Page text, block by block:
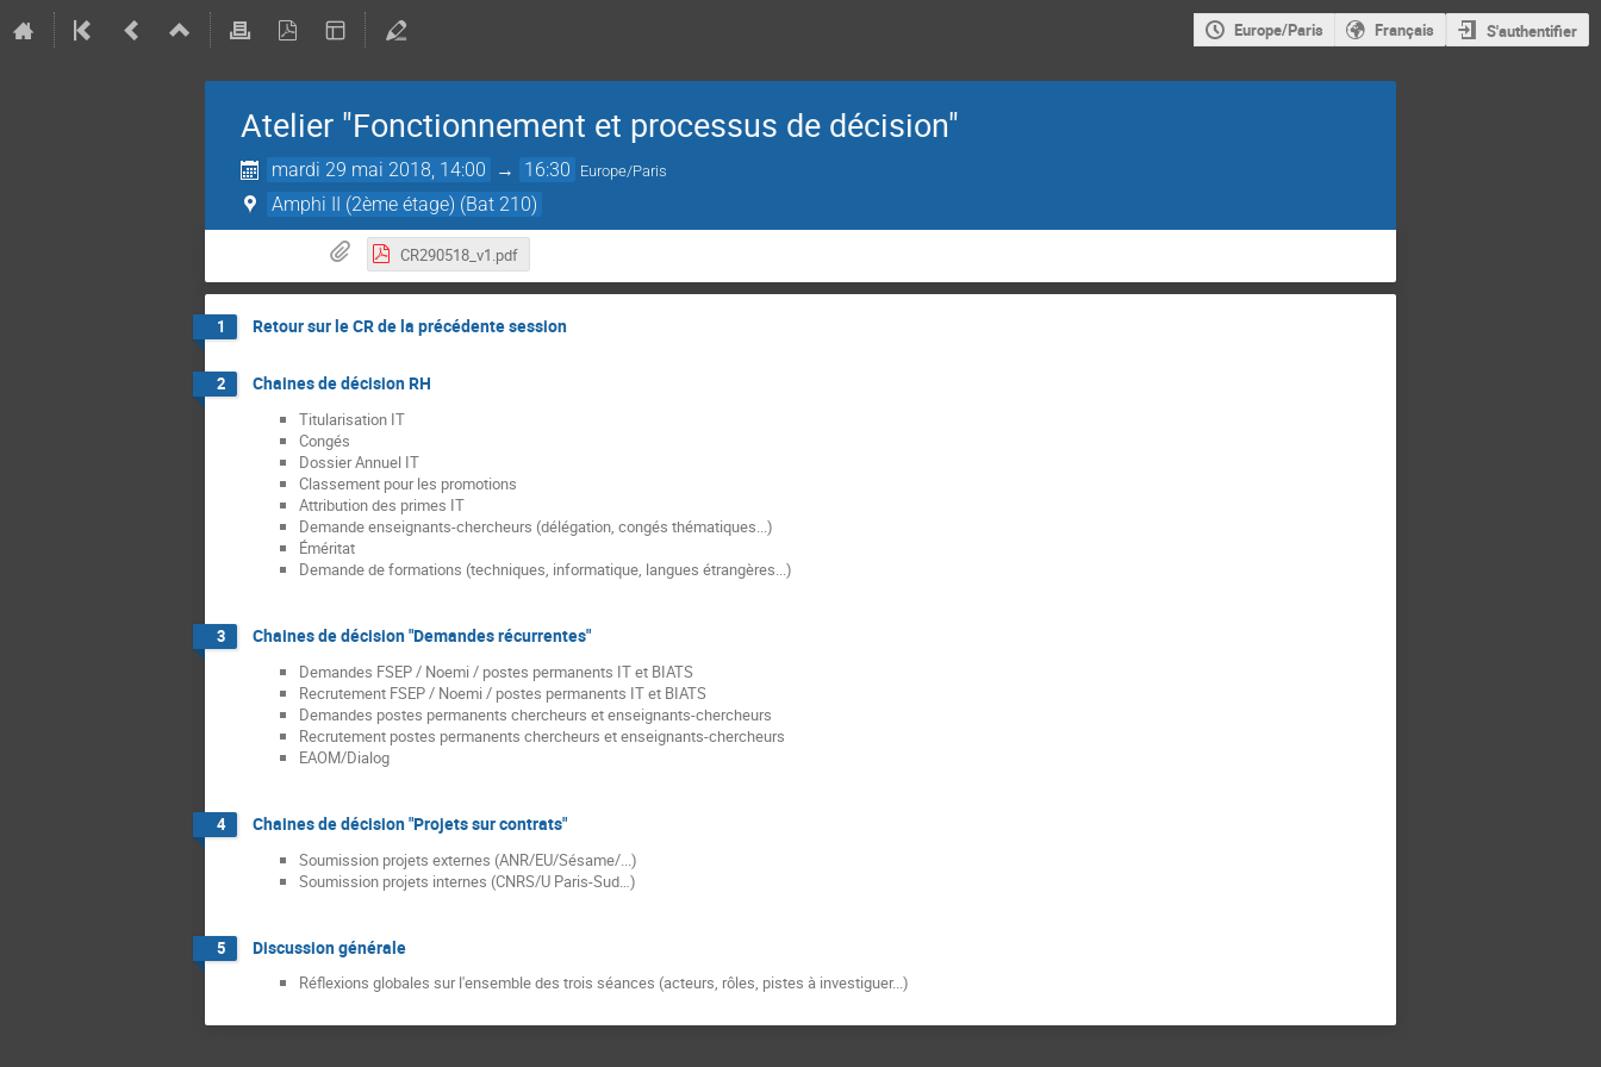
Europe/Paris Français S'authentifier
Atelier "Fonctionnement et processus de décision"
mardi 29 mai 2018, 14:00 → 16:30 Europe/Paris
Amphi II (2ème étage) (Bat 210)
CR290518_v1.pdf
1 Retour sur le CR de la précédente session
2 Chaines de décision RH
Titularisation IT
Congés
Dossier Annuel IT
Classement pour les promotions
Attribution des primes IT
Demande enseignants-chercheurs (délégation, congés thématiques...)
Éméritat
Demande de formations (techniques, informatique, langues étrangères...)
3 Chaines de décision "Demandes récurrentes"
Demandes FSEP / Noemi / postes permanents IT et BIATS
Recrutement FSEP / Noemi / postes permanents IT et BIATS
Demandes postes permanents chercheurs et enseignants-chercheurs
Recrutement postes permanents chercheurs et enseignants-chercheurs
EAOM/Dialog
4 Chaines de décision "Projets sur contrats"
Soumission projets externes (ANR/EU/Sésame/...)
Soumission projets internes (CNRS/U Paris-Sud…)
5 Discussion générale
Réflexions globales sur l'ensemble des trois séances (acteurs, rôles, pistes à investiguer...)